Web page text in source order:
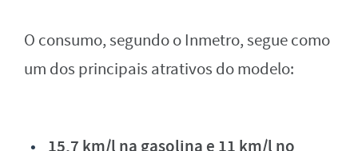
O consumo, segundo o Inmetro, segue como
um dos principais atrativos do modelo:
15,7 km/l na gasolina e 11 km/l no